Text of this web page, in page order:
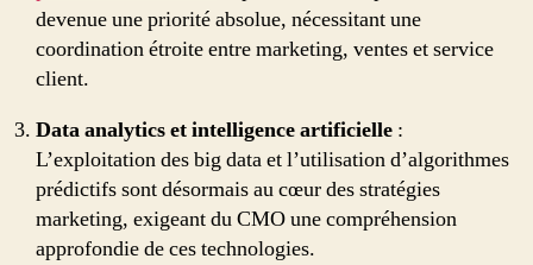
devenue une priorité absolue, nécessitant une
coordination étroite entre marketing, ventes et service
client.
Data analytics et intelligence artificielle :
L’exploitation des big data et l’utilisation d’algorithmes
prédictifs sont désormais au cœur des stratégies
marketing, exigeant du CMO une compréhension
approfondie de ces technologies.